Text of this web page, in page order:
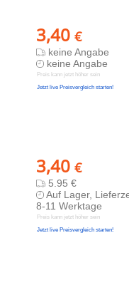
3,40 €
keine Angabe
keine Angabe
Preis kann jetzt höher sein
Jetzt live Preisvergleich starten!
3,40 €
5.95 €
Auf Lager,
8-11 Werktage
Preis kann jetzt höher sein
Jetzt live Preisvergleich starten!